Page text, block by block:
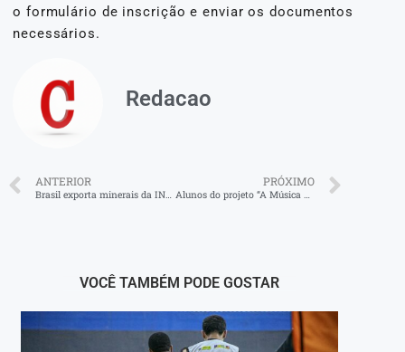
o formulário de inscrição e enviar os documentos
necessários.
Redacao
ANTERIOR PRÓXIMO
VOCÊ TAMBÉM PODE GOSTAR